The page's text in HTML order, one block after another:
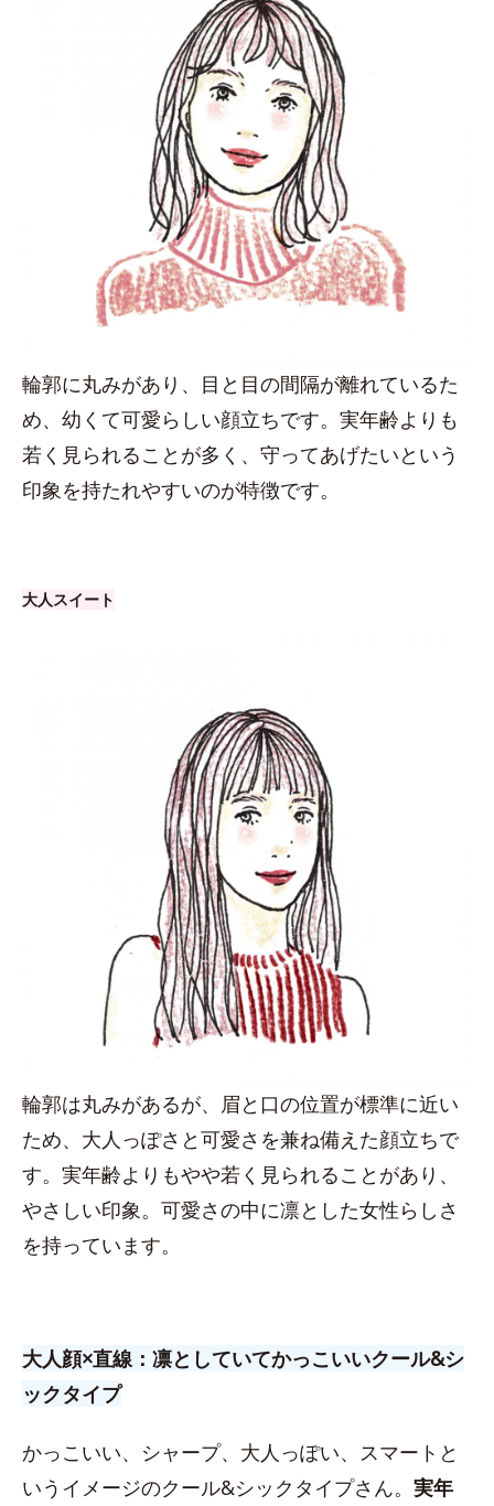
輪郭に丸みがあり、目と目の間隔が離れているた
め、幼くて可愛らしい顔立ちです。実年齢よりも
若く見られることが多く、守ってあげたいという
印象を持たれやすいのが特徴です。
大人スイート
輪郭は丸みがあるが、眉と口の位置が標準に近い
ため、大人っぽさと可愛さを兼ね備えた顔立ちで
す。実年齢よりもやや若く見られることがあり、
やさしい印象。可愛さの中に凛とした女性らしさ
を持っています。
大人顔×直線：凛としていてかっこいいクール&シ
ックタイプ
かっこいい、シャープ、大人っぽい、スマートと
いうイメージのクール&シックタイプさん。 実年